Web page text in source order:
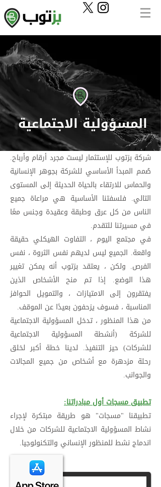
المسؤولية الاجتماعية
شركة بزتوب للإستثمار ليست مجرد أرقام وأرباح.
صُمم المبدأ الأساسي للشركة بجوهر الإنسانية
والحماس للارتقاء بالحياة الحديثة إلى المستوى
التالي. فلسفتنا الأساسية هي مراعاة جميع
الناس من كل عرق وطبقة وعقيدة وجنس معًا
في مسيرتنا للتقدم.
في مجتمع اليوم ، التفاوت الهيكلي حقيقة
واقعة. الجميع ليس لديهم نفس الثروة ، نفس
الفرص. ولكن ، يعتقد بزتوب أنه يمكن تغيير
هذا الوضع. إذا تم منح الأشخاص الذين
يفتقرون إلى الامتيازات ، والتمويل الحوافز
المناسبة ، فسوف يزحفون بعيدًا عن الموقف.
من هذا المنظور ، تدخل المسؤولية الاجتماعية
للشركة (أنشطة المسؤولية الاجتماعية
للشركات) حيز التنفيذ. لدينا خطة أكبر لخلق
رحلة مزدهرة مع أشخاص من جميع المجالات
والجوانب.
تطبيق مسجات أول مبادراتنا:
تطبيقنا "مسجات" هو طريقة مبتكرة لإجراء
نشاط المسؤولية الاجتماعية للشركات من خلال
اندماج نشط للمنظور الإنساني والتكنولوجيا.